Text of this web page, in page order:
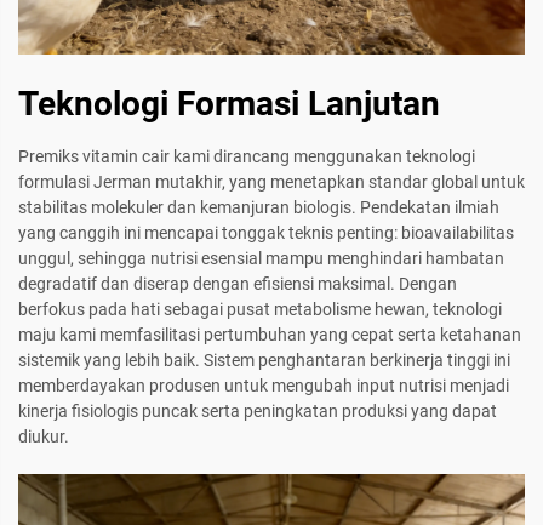
Teknologi Formasi Lanjutan
Premiks vitamin cair kami dirancang menggunakan teknologi
formulasi Jerman mutakhir, yang menetapkan standar global untuk
stabilitas molekuler dan kemanjuran biologis. Pendekatan ilmiah
yang canggih ini mencapai tonggak teknis penting: bioavailabilitas
unggul, sehingga nutrisi esensial mampu menghindari hambatan
degradatif dan diserap dengan efisiensi maksimal. Dengan
berfokus pada hati sebagai pusat metabolisme hewan, teknologi
maju kami memfasilitasi pertumbuhan yang cepat serta ketahanan
sistemik yang lebih baik. Sistem penghantaran berkinerja tinggi ini
memberdayakan produsen untuk mengubah input nutrisi menjadi
kinerja fisiologis puncak serta peningkatan produksi yang dapat
diukur.